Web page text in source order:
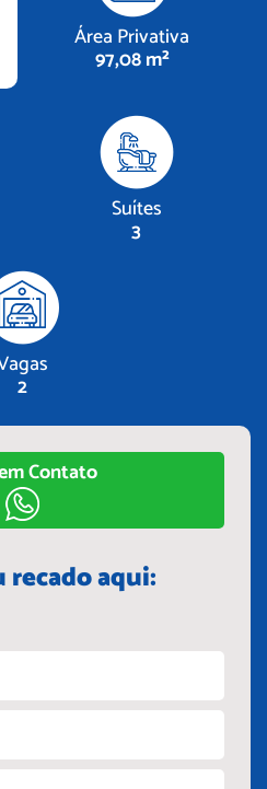
Área Privativa
97,08 m²
Suítes
3
2
Contato
recado aqui: